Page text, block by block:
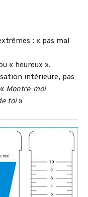
: « pas mal
« heureux ».
intérieure, pas
Montre-moi
toi»